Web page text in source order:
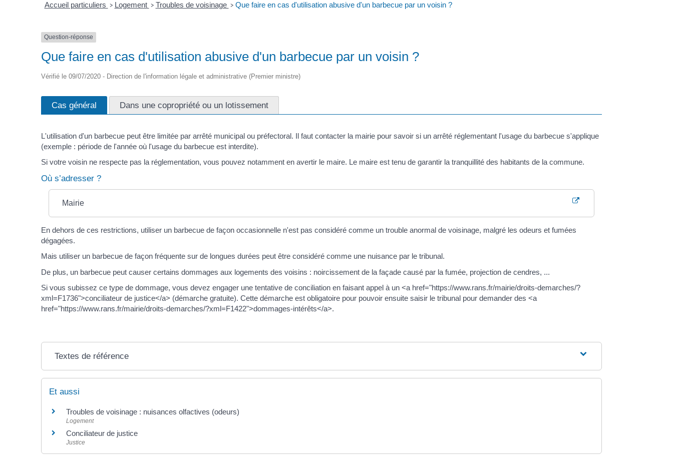
Accueil particuliers > Logement > Troubles de voisinage > Que faire en cas d'utilisation abusive d'un barbecue par un voisin ?
Question-réponse
Que faire en cas d'utilisation abusive d'un barbecue par un voisin ?
Vérifié le 09/07/2020 - Direction de l'information légale et administrative (Premier ministre)
Cas général Dans une copropriété ou un lotissement
L'utilisation d'un barbecue peut être limitée par arrêté municipal ou préfectoral. Il faut contacter la mairie pour savoir si un arrêté réglementant l'usage du barbecue s'applique
(exemple : période de l'année où l'usage du barbecue est interdite).
Si votre voisin ne respecte pas la réglementation, vous pouvez notamment en avertir le maire. Le maire est tenu de garantir la tranquillité des habitants de la commune.
Où s’adresser ?
Mairie
En dehors de ces restrictions, utiliser un barbecue de façon occasionnelle n'est pas considéré comme un trouble anormal de voisinage, malgré les odeurs et fumées
dégagées.
Mais utiliser un barbecue de façon fréquente sur de longues durées peut être considéré comme une nuisance par le tribunal.
De plus, un barbecue peut causer certains dommages aux logements des voisins : noircissement de la façade causé par la fumée, projection de cendres, ...
Si vous subissez ce type de dommage, vous devez engager une tentative de conciliation en faisant appel à un <a href="https://www.rans.fr/mairie/droits-demarches/?
xml=F1736">conciliateur de justice</a> (démarche gratuite). Cette démarche est obligatoire pour pouvoir ensuite saisir le tribunal pour demander des <a
href="https://www.rans.fr/mairie/droits-demarches/?xml=F1422">dommages-intérêts</a>.
Textes de référence
Et aussi
Troubles de voisinage : nuisances olfactives (odeurs)
Logement
Conciliateur de justice
Justice